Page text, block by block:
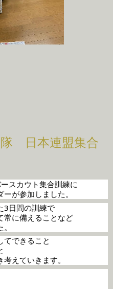
日本連盟集合
スカウト集合訓練に
が参加しました。
3日間の訓練で
常に備えることなど
てできること
えていきます。